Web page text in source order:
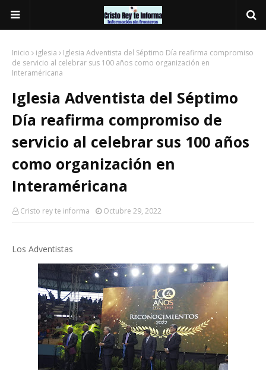
Inicio iglesia
Iglesia Adventista del Séptimo Día reafirma compromiso
de servicio al celebrar sus 100 años como organización en
Interaméricana
Iglesia Adventista del Séptimo
Día reafirma compromiso de
servicio al celebrar sus 100 años
como organización en
Interaméricana
Cristo rey te informa Octubre 29, 2022
Los Adventistas